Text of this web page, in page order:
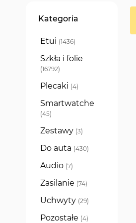
Kategoria
Etui 1436
produkty
Szkła i folie
16792
produkty
Plecaki 4
produkty
Smartwatche
45
produkty
Zestawy 3
produkty
Do auta 430
produkty
Audio 7
produkty
Zasilanie 74
produkty
Uchwyty 29
produkty
Pozostałe 4
produkty